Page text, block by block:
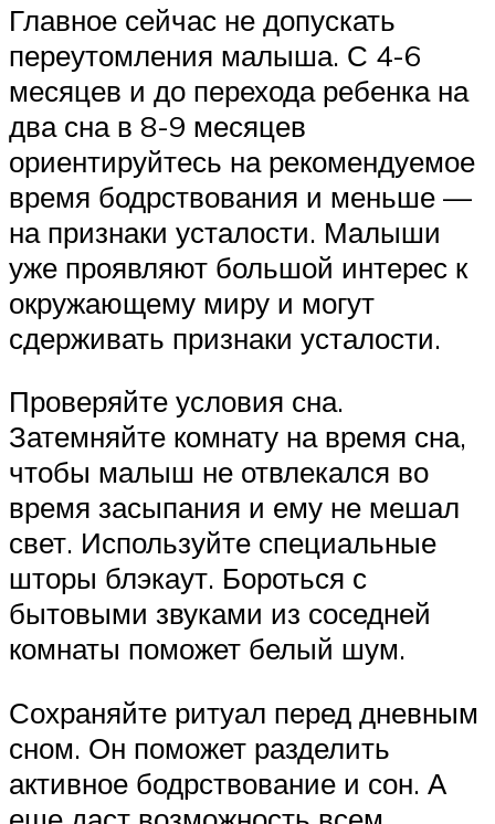
Главное сейчас не допускать
переутомления малыша. С 4-6
месяцев и до перехода ребенка на
два сна в 8-9 месяцев
ориентируйтесь на рекомендуемое
время бодрствования и меньше —
на признаки усталости. Малыши
уже проявляют большой интерес к
окружающему миру и могут
сдерживать признаки усталости.
Проверяйте условия сна.
Затемняйте комнату на время сна,
чтобы малыш не отвлекался во
время засыпания и ему не мешал
свет. Используйте специальные
шторы блэкаут. Бороться с
бытовыми звуками из соседней
комнаты поможет белый шум.
Сохраняйте ритуал перед дневным
сном. Он поможет разделить
активное бодрствование и сон. А